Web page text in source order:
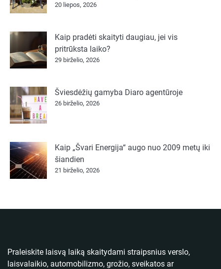
20 liepos, 2026
Kaip pradėti skaityti daugiau, jei vis
pritrūksta laiko?
29 birželio, 2026
Šviesdėžių gamyba Diaro agentūroje
26 birželio, 2026
Kaip „Švari Energija“ augo nuo 2009 metų iki
šiandien
21 birželio, 2026
Praleiskite laisvą laiką skaitydami straipsnius verslo,
laisvalaikio, automobilizmo, grožio, sveikatos ar